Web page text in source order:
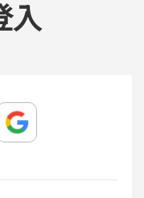
入